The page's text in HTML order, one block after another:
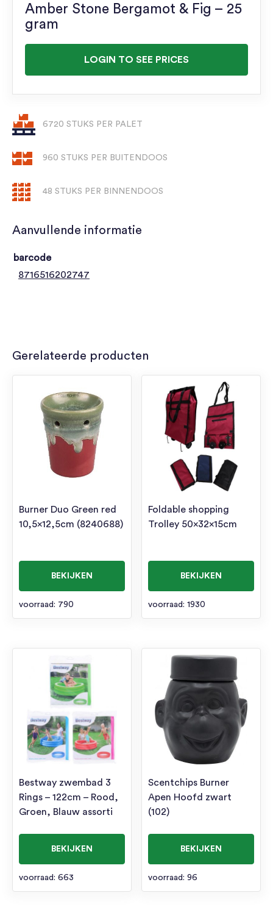
Amber Stone Bergamot & Fig – 25
gram
LOGIN TO SEE PRICES
6720 STUKS PER PALET
960 STUKS PER BUITENDOOS
48 STUKS PER BINNENDOOS
Aanvullende informatie
barcode
8716516202747
Gerelateerde producten
Burner Duo Green red
10,5×12,5cm (8240688)
BEKIJKEN
voorraad: 790
Foldable shopping
Trolley 50x32x15cm
BEKIJKEN
voorraad: 1930
Bestway zwembad 3
Rings – 122cm – Rood,
Groen, Blauw assorti
BEKIJKEN
voorraad: 663
Scentchips Burner
Apen Hoofd zwart
(102)
BEKIJKEN
voorraad: 96